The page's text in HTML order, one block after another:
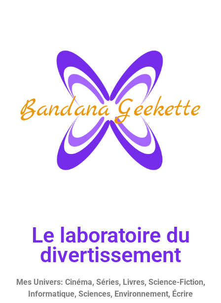
Le laboratoire du
divertissement
Mes Univers: Cinéma, Séries, Livres, Science-Fiction,
Informatique, Sciences, Environnement, Écrire